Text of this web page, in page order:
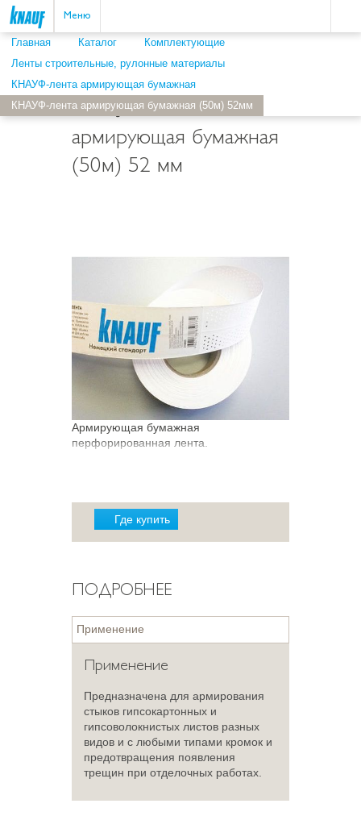
Меню
Главная Каталог
Комплектующие
Ленты строительные, рулонные материалы
КНАУФ-лента армирующая бумажная
КНАУФ-лента армирующая бумажная (50м) 52мм
КНАУФ-лента
армирующая бумажная
(50м) 52 мм
Армирующая бумажная
перфорированная лента.
Где купить
ПОДРОБНЕЕ
Применение
Применение
Предназначена для армирования
стыков гипсокартонных и
гипсоволокнистых листов разных
видов и с любыми типами кромок и
предотвращения появления
трещин при отделочных работах.